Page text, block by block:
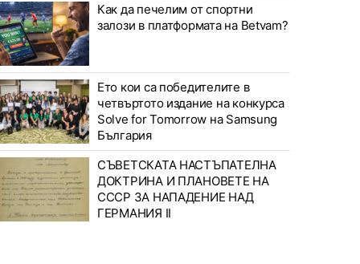
Как да печелим от спортни
залози в платформата на Betvam?
Ето кои са победителите в
четвъртото издание на конкурса
Solve for Tomorrow на Samsung
България
СЪВЕТСКАТА НАСТЪПАТЕЛНА
ДОКТРИНА И ПЛАНОВЕТЕ НА
СССР ЗА НАПАДЕНИЕ НАД
ГЕРМАНИЯ II